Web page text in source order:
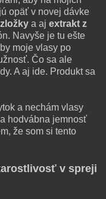
opäť v novej dávke
a aj extrakt z
Navyše je tu ešte
moje vlasy po
Čo sa ale
A aj ide. Produkt sa
a nechám vlasy
hodvábna jemnosť
že som si tento
v spreji